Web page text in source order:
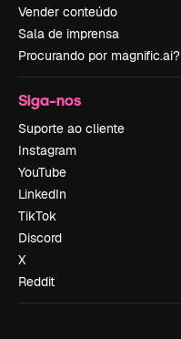
Vender conteúdo
Sala de imprensa
Procurando por magnific.ai?
Siga-nos
Suporte ao cliente
Instagram
YouTube
LinkedIn
TikTok
Discord
X
Reddit